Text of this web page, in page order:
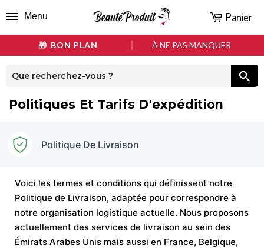
BON PLAN À NE PAS MANQUER
Menu Panier
Politiques Et Tarifs D'expédition
Politique De Livraison
Voici les termes et conditions qui définissent notre
Politique de Livraison, adaptée pour correspondre à
notre organisation logistique actuelle. Nous proposons
actuellement des services de livraison au sein des
Émirats Arabes Unis mais aussi en France, Belgique,